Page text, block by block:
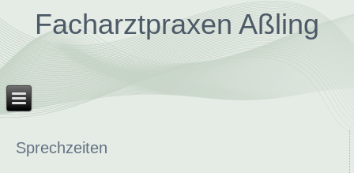
Facharztpraxen Aßling
Sprechzeiten